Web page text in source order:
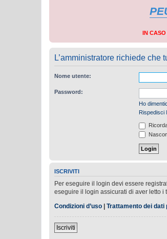
IN
L’amministratore richiede che
Nome utente:
Password:
Ho
Rispedisci
ISCRIVITI
Per eseguire il login devi essere
eseguire il login assicurati di aver letto i
Condizioni d’uso | Trattamento dei dati
Iscriviti